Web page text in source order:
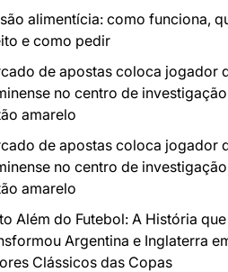
alimentícia: como funciona,
e como pedir
de apostas coloca jogador
no centro de
amarelo
de apostas coloca jogador
no centro de
amarelo
Além do Futebol: A História que
Argentina e Inglaterra
Clássicos das Copas